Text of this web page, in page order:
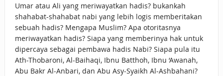
Umar atau Ali yang meriwayatkan hadis? bukankah
shahabat-shahabat nabi yang lebih logis memberitakan
sebuah hadis? Mengapa Muslim? Apa otoritasnya
meriwayatkan hadis? Siapa yang memberinya hak untuk
dipercaya sebagai pembawa hadis Nabi? Siapa pula itu
Ath-Thobaroni, Al-Baihaqi, Ibnu Batthoh, Ibnu ‘Awanah,
Abu Bakr Al-Anbari, dan Abu Asy-Syaikh Al-Ashbahani?